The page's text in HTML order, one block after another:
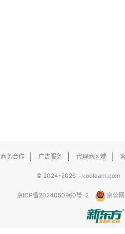
商务合作 广告服务 代理商区域
© 2024-2026 koolearn.com
京ICP备2024050960号-2 京公